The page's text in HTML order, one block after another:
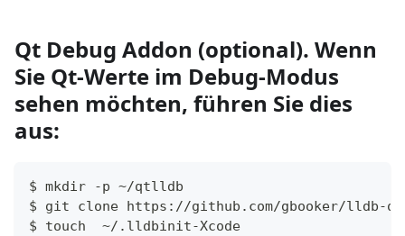
Qt Debug Addon (optional). Wenn
Sie Qt‑Werte im Debug‑Modus
sehen möchten, führen Sie dies
aus:
$ mkdir -p ~/qtlldb
$ git clone https://github.com/gbooker/lldb-
$ touch  ~/.lldbinit-Xcode